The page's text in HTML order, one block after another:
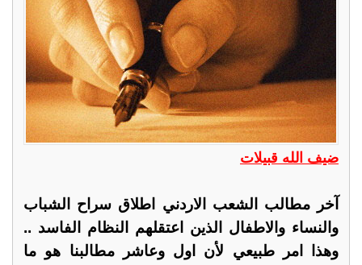
ضيف الله قبيلات
آخر مطالب الشعب الاردني اطلاق سراح الشباب
والنساء والاطفال الذين اعتقلهم النظام الفاسد ..
وهذا امر طبيعي لأن اول وعاشر مطالبنا هو ما